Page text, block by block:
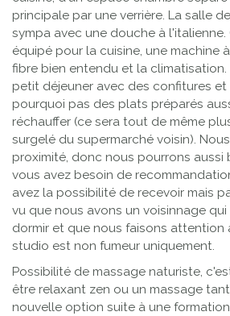
principale par une verrière. La salle
sympa avec une douche à l'italienne.
équipé pour la cuisine, une machine
fibre bien entendu et la
petit déjeuner avec des confitures et
pourquoi pas des plats préparés
réchauffer (ce sera tout de même
surgelé du supermarché voisin).
proximité, donc nous pourrons aussi
vous avez besoin de
avez la possibilité de recevoir mais
vu que nous avons un voisinnage
dormir et que nous faisons attention
studio est non fumeur uniquement.
Possibilité de massage naturiste,
être relaxant zen ou un massage
nouvelle option suite à une